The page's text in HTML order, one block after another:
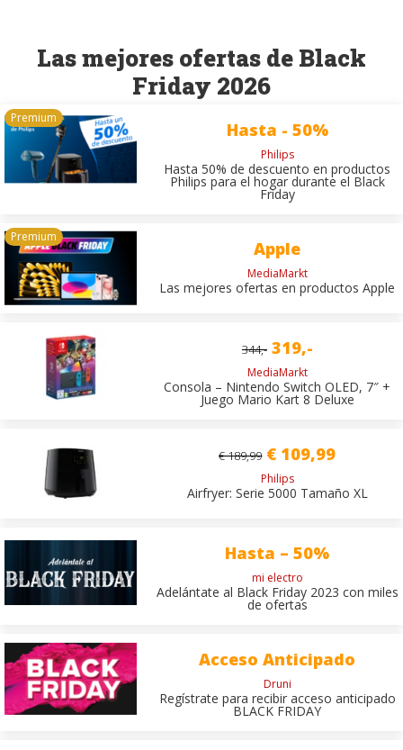
Las mejores ofertas de Black
Friday 2026
Hasta - 50%
Philips
Hasta 50% de descuento en productos
Philips para el hogar durante el Black
Friday
Apple
MediaMarkt
Las mejores ofertas en productos Apple
344,- 319,-
MediaMarkt
Consola – Nintendo Switch OLED, 7″ +
Juego Mario Kart 8 Deluxe
€ 189,99 € 109,99
Philips
Airfryer: Serie 5000 Tamaño XL
Hasta – 50%
mi electro
Adelántate al Black Friday 2023 con miles
de ofertas
Acceso Anticipado
Druni
Regístrate para recibir acceso anticipado
BLACK FRIDAY